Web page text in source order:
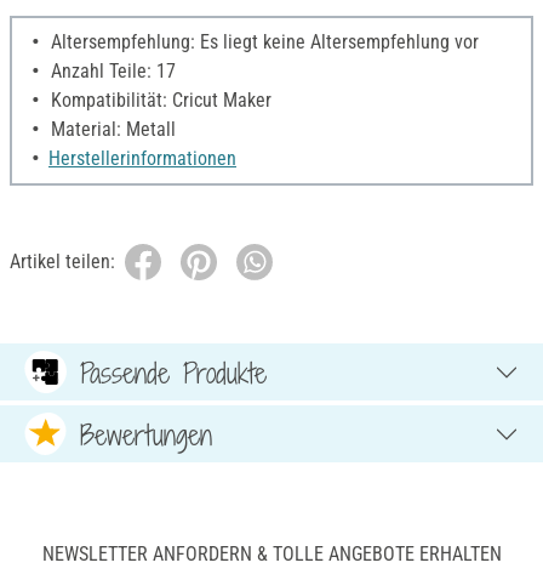
Altersempfehlung: Es liegt keine Altersempfehlung vor
Anzahl Teile: 17
Kompatibilität: Cricut Maker
Material: Metall
Herstellerinformationen
Artikel teilen:
Passende Produkte
Bewertungen
NEWSLETTER ANFORDERN & TOLLE ANGEBOTE ERHALTEN